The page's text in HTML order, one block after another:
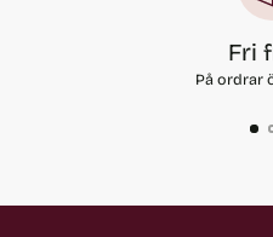
Fri
På ordrar